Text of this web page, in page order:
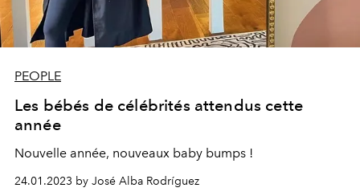
PEOPLE
Les bébés de célébrités attendus cette
année
Nouvelle année, nouveaux baby bumps !
24.01.2023 by José Alba Rodríguez